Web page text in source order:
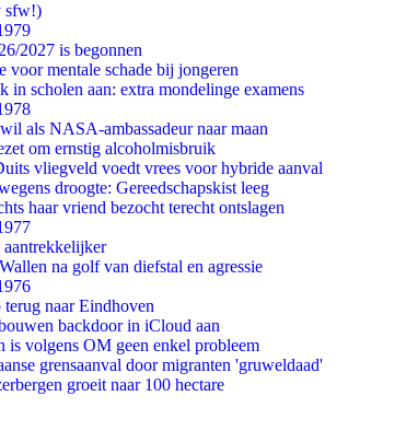
sfw!)
2027 is begonnen
mentale schade bij jongeren
in scholen aan: extra mondelinge examens
als NASA-ambassadeur naar maan
om ernstig alcoholmisbruik
vliegveld voedt vrees voor hybride aanval
droogte: Gereedschapskist leeg
haar vriend bezocht terecht ontslagen
na golf van diefstal en agressie
naar Eindhoven
backdoor in iCloud aan
is volgens OM geen enkel probleem
grensaanval door migranten 'gruweldaad'
groeit naar 100 hectare